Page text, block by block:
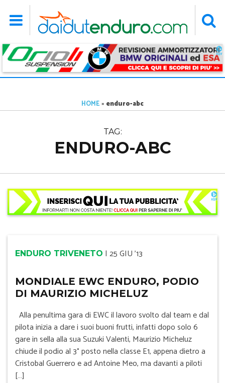
HOME» enduro-abc
TAG:
ENDURO-ABC
ENDURO TRIVENETO | 25 GIU '13
MONDIALE EWC ENDURO, PODIO
DI MAURIZIO MICHELUZ
Alla penultima gara di EWC il lavoro svolto dal team e dal
pilota inizia a dare i suoi buoni frutti, infatti dopo solo 6
gare in sella alla sua Suzuki Valenti, Maurizio Micheluz
chiude il podio al 3° posto nella classe E1, appena dietro a
Cristobal Guerrero e ad Antoine Meo, ma davanti a piloti
[…]